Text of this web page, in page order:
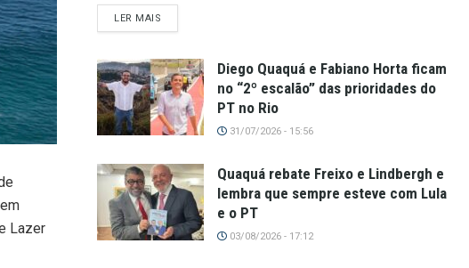
Lazer
LER MAIS
Diego Quaquá e Fabiano Horta ficam
no “2º escalão” das prioridades do
PT no Rio
31/07/2026 - 15:56
Quaquá rebate Freixo e Lindbergh e
lembra que sempre esteve com Lula
e o PT
03/08/2026 - 17:12